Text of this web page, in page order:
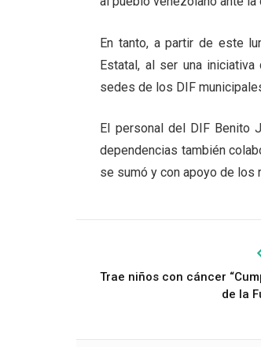
En tanto, a partir de este
Estatal, al ser una
sedes de los DIF
El personal del DIF Benito
dependencias también
se sumó y con apoyo de los
Trae niños con cáncer
de la